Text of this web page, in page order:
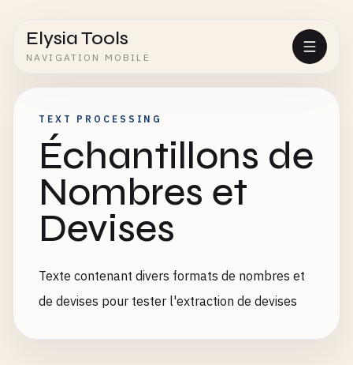
Elysia Tools
NAVIGATION MOBILE
TEXT PROCESSING
Échantillons de
Nombres et
Devises
Texte contenant divers formats de nombres et
de devises pour tester l'extraction de devises